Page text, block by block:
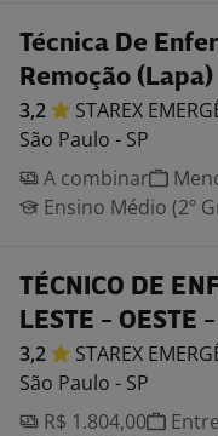
Técnica De
Remoção (Lapa)
3,2 STAREX
São Paulo - SP
A combinar
Ensino Médio (2º
TÉCNICO DE
LESTE - OESTE
3,2 STAREX
São Paulo - SP
R$ 1.804,00